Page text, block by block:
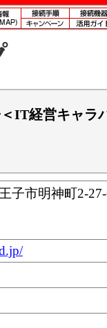
IT経営キャラ
子市明神町2-